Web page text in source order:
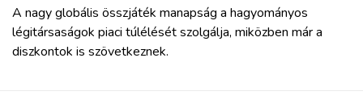
A nagy globális összjáték manapság a hagyományos
légitársaságok piaci túlélését szolgálja, miközben már a
diszkontok is szövetkeznek.